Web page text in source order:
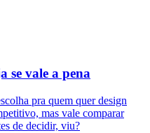
se vale a pena
pra quem quer design
mas vale comparar
de decidir, viu?